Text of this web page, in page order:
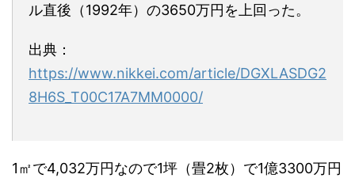
ル直後（1992年）の3650万円を上回った。
出典：
https://www.nikkei.com/article/DGXLASDG2
8H6S_T00C17A7MM0000/
1㎡で4,032万円なので1坪（畳2枚）で1億3300万円